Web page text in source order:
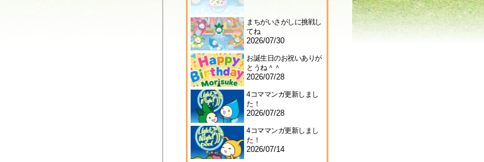
まちがいさがしに挑戦し
てね
2026/07/30
お誕生日のお祝いありが
とうね＾＾
2026/07/28
4コママンガ更新しまし
た！
2026/07/28
4コママンガ更新しまし
た！
2026/07/14